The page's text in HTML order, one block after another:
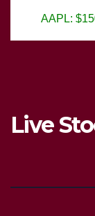
GOOGL:
Live